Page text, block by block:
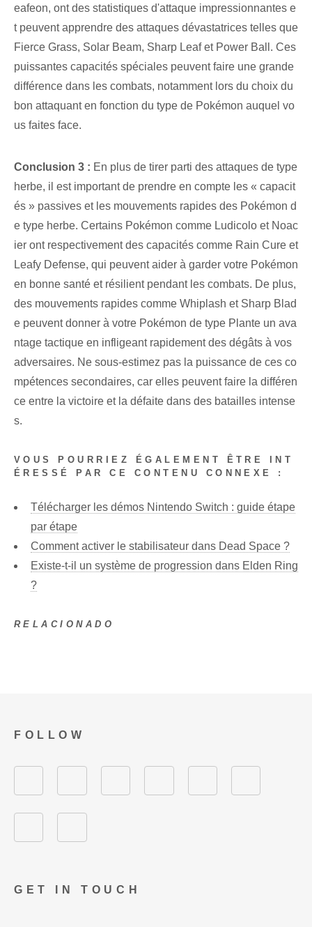
eafeon, ont des statistiques d'attaque impressionnantes e
t peuvent apprendre des attaques dévastatrices telles que
Fierce Grass, Solar Beam, Sharp Leaf et Power Ball. Ces
puissantes capacités spéciales peuvent faire une grande
différence dans les combats, notamment lors du choix du
bon attaquant en fonction du type de Pokémon auquel vo
us faites face.
Conclusion ‌3 : En plus de tirer parti des attaques de type
herbe, il est important de prendre en compte les « capacit
és » passives et les mouvements rapides des Pokémon d
e type herbe. ⁤Certains Pokémon comme Ludicolo et Noac
ier ont respectivement des capacités comme Rain Cure et
Leafy Defense, qui peuvent aider à garder votre Pokémon
en bonne santé et résilient pendant les combats. De plus,
des mouvements rapides comme Whiplash et Sharp Blad
e peuvent donner à votre Pokémon de type Plante un ava
ntage tactique en infligeant rapidement des dégâts à vos
adversaires. Ne sous-estimez pas la puissance de ces co
mpétences secondaires, car elles peuvent faire la différen
ce entre la victoire et la défaite dans des batailles intense
s.
VOUS POURRIEZ ÉGALEMENT ÊTRE INT
ÉRESSÉ PAR CE CONTENU CONNEXE :
Télécharger les démos Nintendo Switch : guide étape
par étape
Comment activer le stabilisateur dans Dead Space ?
Existe-t-il un système de progression dans Elden Ring
?
RELACIONADO
GET IN TOUCH
FOLLOW